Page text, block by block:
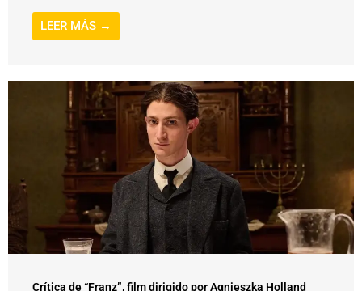
LEER MÁS →
Crítica de “Franz”, film dirigido por Agnieszka Holland